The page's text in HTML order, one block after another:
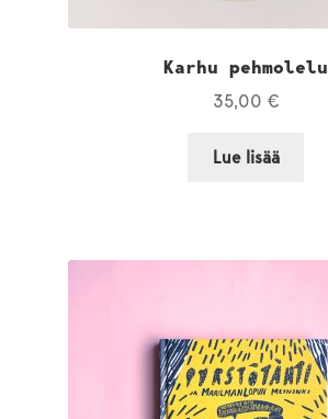
Karhu pehmolelu
35,00 €
Lue lisää